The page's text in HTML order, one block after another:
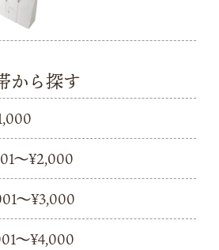
から探す
〜¥2,000
〜¥3,000
〜¥4,000